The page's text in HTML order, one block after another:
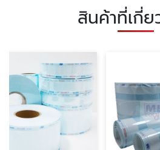
สินค้าที่เกี่